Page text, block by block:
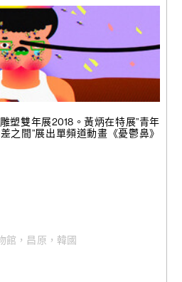
館，昌原，韓國
塑雙年展2018。黃炳在特展”青年
之間”展出單頻道動畫《憂鬱鼻》